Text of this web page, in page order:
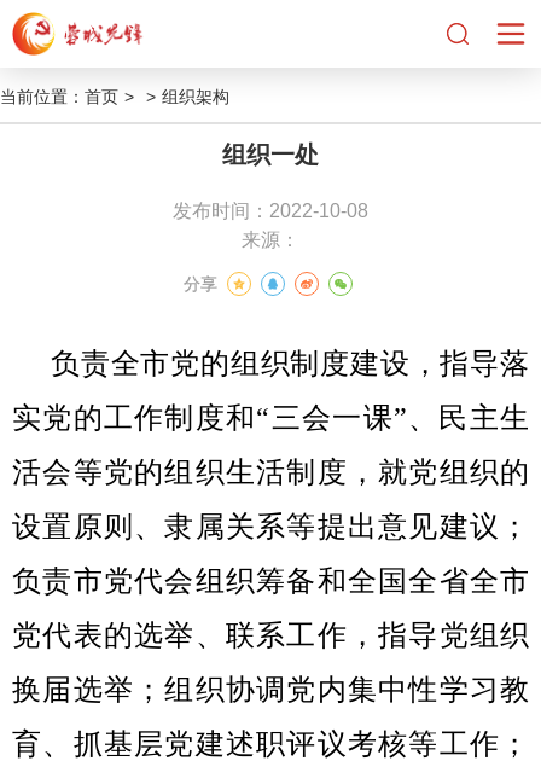
当前位置： 首页 > > 组织架构
组织一处
发布时间：2022-10-08
来源：
分享
负责全市党的组织制度建设，指导落
实党的工作制度和“三会一课”、民主生
活会等党的组织生活制度，就党组织的
设置原则、隶属关系等提出意见建议；
负责市党代会组织筹备和全国全省全市
党代表的选举、联系工作，指导党组织
换届选举；组织协调党内集中性学习教
育、抓基层党建述职评议考核等工作；